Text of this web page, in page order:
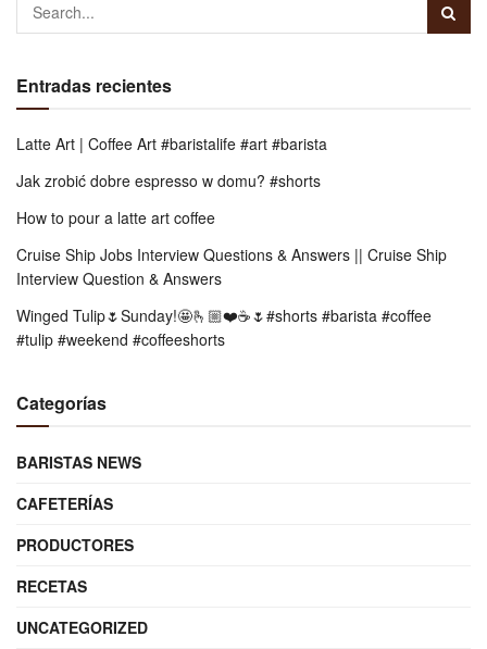
Entradas recientes
Latte Art | Coffee Art #baristalife #art #barista
Jak zrobić dobre espresso w domu? #shorts
How to pour a latte art coffee
Cruise Ship Jobs Interview Questions & Answers || Cruise Ship
Interview Question & Answers
Winged Tulip🌷Sunday!🤩🫰🏼❤️☕️🌷#shorts #barista #coffee
#tulip #weekend #coffeeshorts
Categorías
BARISTAS NEWS
CAFETERÍAS
PRODUCTORES
RECETAS
UNCATEGORIZED